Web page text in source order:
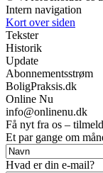
Intern navigation
Kort over siden
Tekster
Historik
Update
Abonnementsstrøm
BoligPraksis.dk
Online Nu
info@onlinenu.dk
Få nyt fra os –
Et par gange om
Hvad er din e-mail?